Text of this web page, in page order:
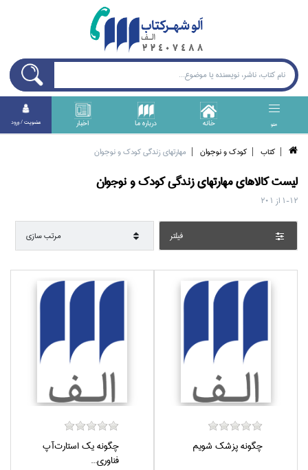
منو خانه درباره ما اخبار عضويت / ورود
كتاب كودك و نوجوان مهارتهاي زندگي كودك و نوجوان
ليست کالا‌هايمهارتهاي زندگي كودك و نوجوان
1-12 از 201
فيلتر مرتب سازي
چگونه پزشك شويم
چگونه يك استارت‌آپ
فناوري...